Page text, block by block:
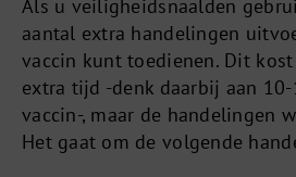
Als u veiligheidsnaalden
aantal extra handelingen
vaccin kunt toedienen. Dit
extra tijd -denk daarbij aan
vaccin-, maar de handelingen
Het gaat om de volgende